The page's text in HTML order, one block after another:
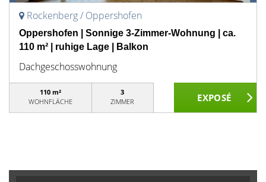
Rockenberg / Oppershofen
Oppershofen | Sonnige 3-Zimmer-Wohnung | ca.
110 m² | ruhige Lage | Balkon
Dachgeschosswohnung
110 m²
WOHNFLÄCHE
3
ZIMMER